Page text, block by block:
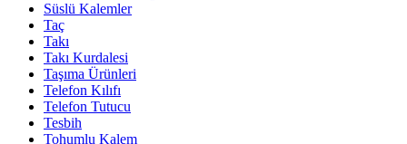
Süslü Kalemler
Taç
Takı
Takı Kurdalesi
Taşıma Ürünleri
Telefon Kılıfı
Telefon Tutucu
Tesbih
Tohumlu Kalem